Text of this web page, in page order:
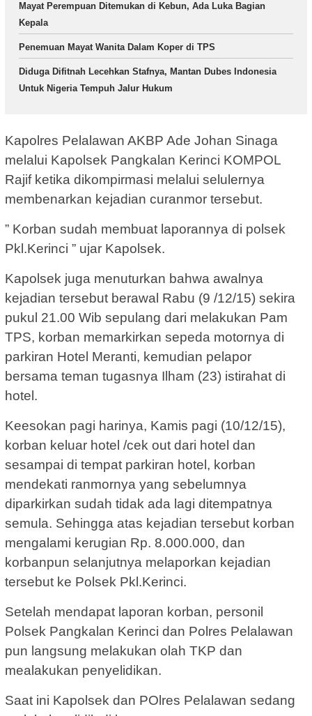
Mayat Perempuan Ditemukan di Kebun, Ada Luka Bagian
Kepala
Penemuan Mayat Wanita Dalam Koper di TPS
Diduga Difitnah Lecehkan Stafnya, Mantan Dubes Indonesia
Untuk Nigeria Tempuh Jalur Hukum
Kapolres Pelalawan AKBP Ade Johan Sinaga
melalui Kapolsek Pangkalan Kerinci KOMPOL
Rajif ketika dikompirmasi melalui selulernya
membenarkan kejadian curanmor tersebut.
” Korban sudah membuat laporannya di polsek
Pkl.Kerinci ” ujar Kapolsek.
Kapolsek juga menuturkan bahwa awalnya
kejadian tersebut berawal Rabu (9 /12/15) sekira
pukul 21.00 Wib sepulang dari melakukan Pam
TPS, korban memarkirkan sepeda motornya di
parkiran Hotel Meranti, kemudian pelapor
bersama teman tugasnya Ilham (23) istirahat di
hotel.
Keesokan pagi harinya, Kamis pagi (10/12/15),
korban keluar hotel /cek out dari hotel dan
sesampai di tempat parkiran hotel, korban
mendekati ranmornya yang sebelumnya
diparkirkan sudah tidak ada lagi ditempatnya
semula. Sehingga atas kejadian tersebut korban
mengalami kerugian Rp. 8.000.000, dan
korbanpun selanjutnya melaporkan kejadian
tersebut ke Polsek Pkl.Kerinci.
Setelah mendapat laporan korban, personil
Polsek Pangkalan Kerinci dan Polres Pelalawan
pun langsung melakukan olah TKP dan
mealakukan penyelidikan.
Saat ini Kapolsek dan POlres Pelalawan sedang